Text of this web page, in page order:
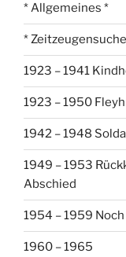
* Allgemeines *
*
1923 – 1941
1923 – 1950
1942 – 1948
1949 – 1953
Abschied
1954 – 1959
1960 – 1965